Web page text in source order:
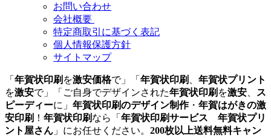
お問い合わせ
会社概要
特定商取引に基づく表記
個人情報保護方針
サイトマップ
「 年賀状印刷 を激安価格で」「 年賀状印刷
年賀状プリント
を激安で」「ご自身でデザインされた年賀状印刷 を激安
ス
ピーディーに」 年賀状印刷のデザイン制作・ 年賀はがきの激
安印刷 ！ 年賀状印刷 なら「 年賀状印刷サービス 年賀状プリ
ント屋さん 」にお任せください。 200枚以上送料無料キャン